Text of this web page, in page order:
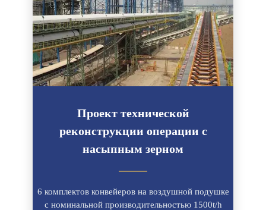
Проект технической
реконструкции операции с
насыпным зерном
———
6 комплектов конвейеров на воздушной подушке
с номинальной производительностью 1500t/h